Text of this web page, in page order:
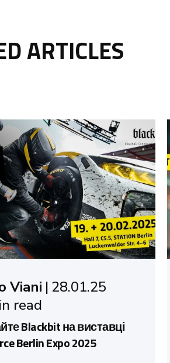
ARTICLES
Viani 28.01.25
read
Blackbit на виставці
Berlin Expo 2025